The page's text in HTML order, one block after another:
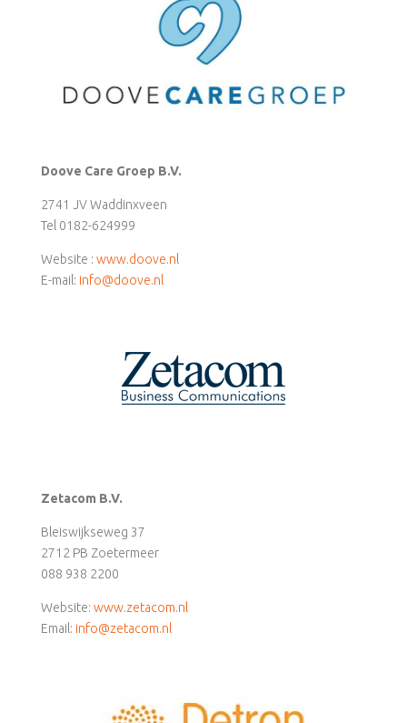
Doove Care Groep B.V.
2741 JV Waddinxveen
Tel 0182-624999
Website : www.doove.nl
E-mail: info@doove.nl
Zetacom B.V.
Bleiswijkseweg 37
2712 PB Zoetermeer
088 938 2200
Website: www.zetacom.nl
Email: info@zetacom.nl